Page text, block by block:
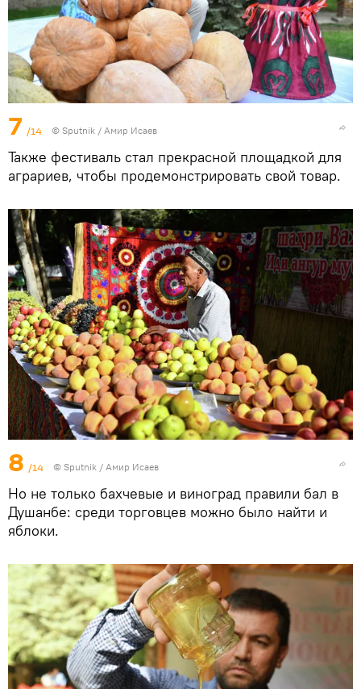
7 /14 © Sputnik / Амир Исаев
Также фестиваль стал прекрасной площадкой для
аграриев, чтобы продемонстрировать свой товар.
8 /14 © Sputnik / Амир Исаев
Но не только бахчевые и виноград правили бал в
Душанбе: среди торговцев можно было найти и
яблоки.